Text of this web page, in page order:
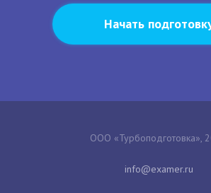
Начать
ООО «Турбоподготовка»,